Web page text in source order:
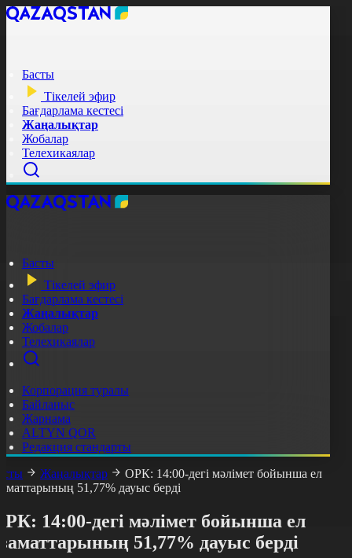
Басты
Тікелей эфир
Бағдарлама кестесі
Жаңалықтар
Жобалар
Телехикаялар
Басты
Тікелей эфир
Бағдарлама кестесі
Жаңалықтар
Жобалар
Телехикаялар
Корпорация туралы
Байланыс
Жарнама
ALTYN QOR
Редакция стандарты
Жаңалықтар
ОРК: 14:00-дегі мәлімет бойынша ел
51,77% дауыс берді
14:00-дегі мәлімет бойынша ел
51,77% дауыс берді